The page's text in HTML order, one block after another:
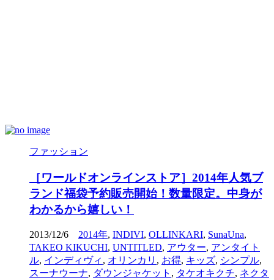
ファッション
［ワールドオンラインストア］2014年人気ブ
ランド福袋予約販売開始！数量限定。中身が
わかるから嬉しい！
2013/12/6 2014年, INDIVI, OLLINKARI, SunaUna,
TAKEO KIKUCHI, UNTITLED, アウター, アンタイト
ル, インディヴィ , オリンカリ , お得, キッズ, シンプル,
スーナウーナ, ダウンジャケット , タケオキクチ, ネクタ